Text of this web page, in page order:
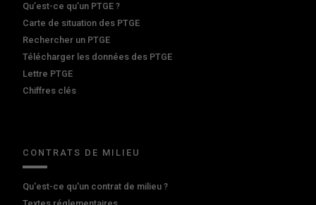
Qu’est-ce qu’un PTGE ?
Carte de situation des PTGE
Rechercher un PTGE
Télécharger les données des PTGE
Lettre PTGE
Chiffres clés
CONTRATS DE MILIEU
Qu'est-ce qu'un contrat de milieu ?